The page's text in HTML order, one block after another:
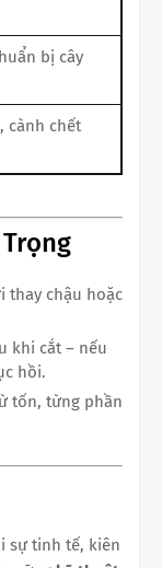
bị cây
cành chết
thay chậu hoặc
khi cắt – nếu
hồi.
tốn, từng phần
sự tinh tế, kiên